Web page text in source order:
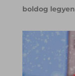
boldog